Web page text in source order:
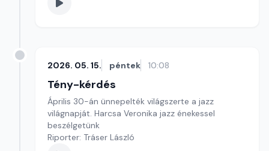
2026. 05. 15. péntek 10:08
Tény-kérdés
Április 30-án ünnepelték világszerte a jazz
világnapját. Harcsa Veronika jazz énekessel
beszélgetünk
Riporter: Tráser László